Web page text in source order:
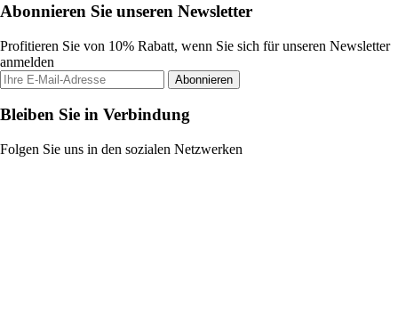
Abonnieren Sie unseren Newsletter
Profitieren Sie von 10% Rabatt, wenn Sie sich für unseren Newsletter
anmelden
Abonnieren
Bleiben Sie in Verbindung
Folgen Sie uns in den sozialen Netzwerken